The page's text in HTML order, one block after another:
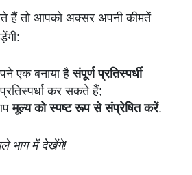
हैं तो आपको अक्सर अपनी कीमतें
एक बनाया हैसंपूर्ण प्रतिस्पर्धी
कर सकते हैं;
मूल्य को स्पष्ट रूप से संप्रेषित करें.
भाग में देखेंगे!